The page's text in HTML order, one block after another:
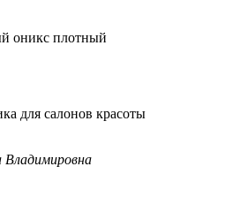
оникс плотный
для салонов красоты